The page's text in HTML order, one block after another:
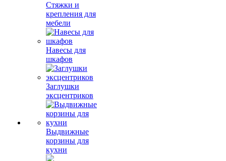
Стяжки и
крепления для
мебели
Навесы для
шкафов
Заглушки
эксцентриков
Выдвижные
корзины для
кухни